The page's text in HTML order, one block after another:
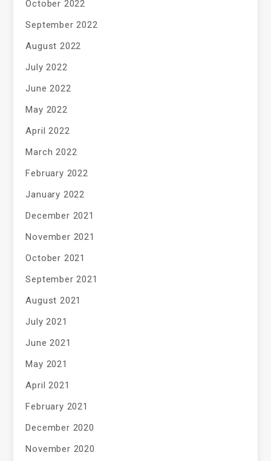
October 2022
September 2022
August 2022
July 2022
June 2022
May 2022
April 2022
March 2022
February 2022
January 2022
December 2021
November 2021
October 2021
September 2021
August 2021
July 2021
June 2021
May 2021
April 2021
February 2021
December 2020
November 2020